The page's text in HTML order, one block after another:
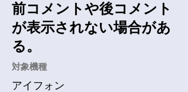
前コメントや後コメント
が表示されない場合があ
る。
​対象機種
アイフォン